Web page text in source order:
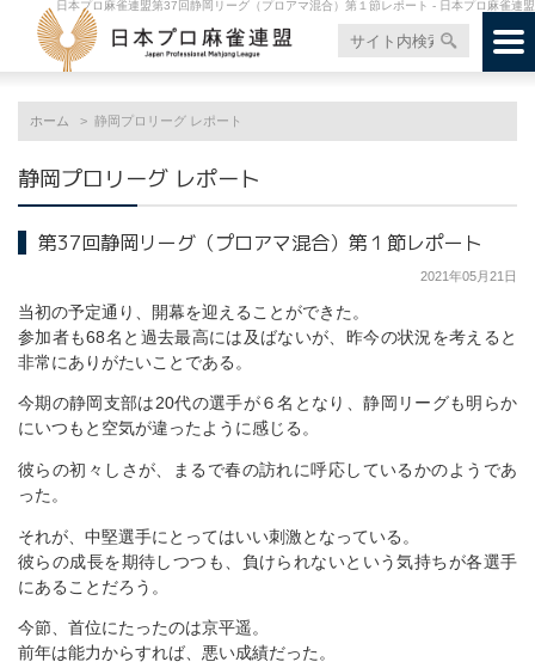
日本プロ麻雀連盟第37回静岡リーグ（プロアマ混合）第１節レポート - 日本プロ麻雀連盟
ホーム 静岡プロリーグ レポート
静岡プロリーグ レポート
第37回静岡リーグ（プロアマ混合）第１節レポート
2021年05月21日
当初の予定通り、開幕を迎えることができた。
参加者も68名と過去最高には及ばないが、昨今の状況を考えると
非常にありがたいことである。
今期の静岡支部は20代の選手が６名となり、静岡リーグも明らか
にいつもと空気が違ったように感じる。
彼らの初々しさが、まるで春の訪れに呼応しているかのようであ
った。
それが、中堅選手にとってはいい刺激となっている。
彼らの成長を期待しつつも、負けられないという気持ちが各選手
にあることだろう。
今節、首位にたったのは京平遥。
前年は能力からすれば、悪い成績だった。